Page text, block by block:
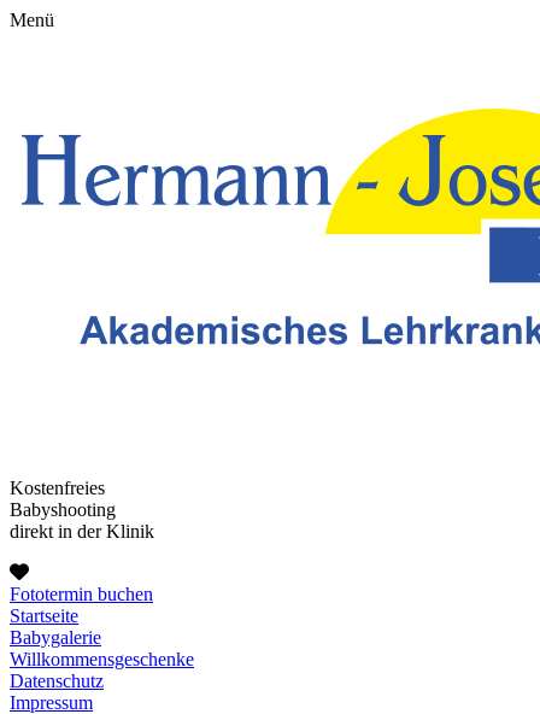
Menü
Kostenfreies
Babyshooting
direkt in der Klinik
Fototermin buchen
Startseite
Babygalerie
Willkommensgeschenke
Datenschutz
Impressum